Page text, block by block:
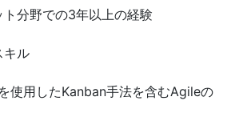
分野での3年以上の経験
キル
使用したKanban手法を含むAgileの